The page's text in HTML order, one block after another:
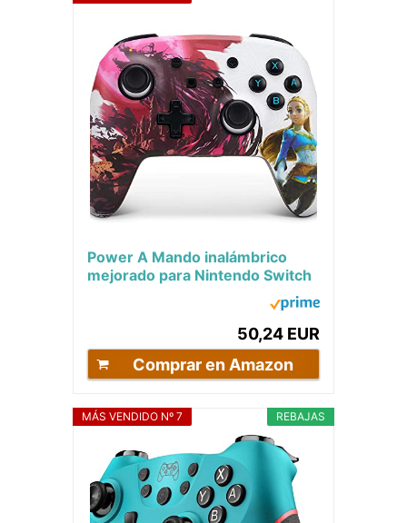
Power A Mando inalámbrico
mejorado para Nintendo Switch
- Multicolor (Blood Moon Zelda)
50,24 EUR
Comprar en Amazon
REBAJAS
MÁS VENDIDO Nº 7